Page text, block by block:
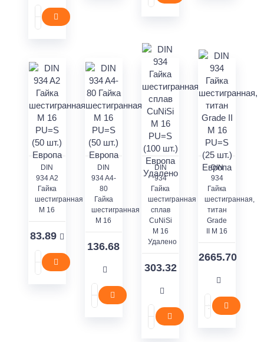
DIN
934 A2
Гайка
шестигранная
M 16
83.89
DIN
934 A4-
80
Гайка
шестигранная
M 16
136.68
DIN
934
Гайка
шестигранная
сплав
CuNiSi
M 16
Удалено
303.32
DIN
934
Гайка
шестигранная,
титан
Grade
II M 16
2665.70